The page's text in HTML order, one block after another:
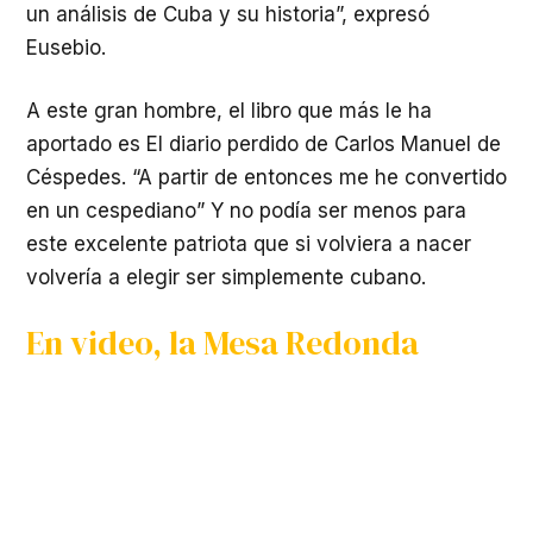
un análisis de Cuba y su historia”, expresó
Eusebio.
A este gran hombre, el libro que más le ha
aportado es El diario perdido de Carlos Manuel de
Céspedes. “A partir de entonces me he convertido
en un cespediano” Y no podía ser menos para
este excelente patriota que si volviera a nacer
volvería a elegir ser simplemente cubano.
En video, la Mesa Redonda